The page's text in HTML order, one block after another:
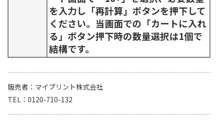
を入力し「再計算」ボタンを押下して
ください。当画面での「カートに入れ
る」ボタン押下時の数量選択は1個で
結構です。
販売者
マイプリント株式会社
TEL
0120-710-132